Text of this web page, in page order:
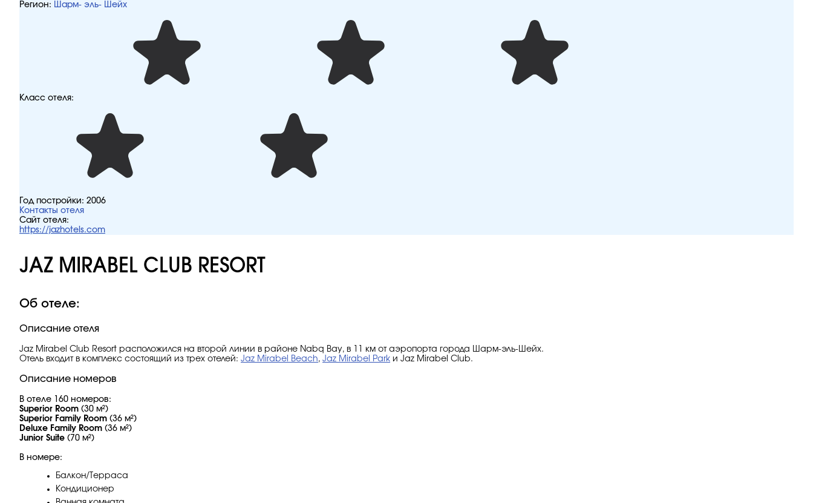
Регион: Шарм- эль- Шейх
Класс отеля:
Год постройки: 2006
Контакты отеля
Сайт отеля:
https://jazhotels.com
JAZ MIRABEL CLUB RESORT
Об отеле:
Описание отеля
Jaz Mirabel Club Resort расположился на второй линии в районе Nabq Bay, в 11 км от аэропорта города Шарм-эль-Шейх.
Отель входит в комплекс состоящий из трех отелей: Jaz Mirabel Beach, Jaz Mirabel Park и Jaz Mirabel Club.
Описание номеров
В отеле 160 номеров:
Superior Room (30 м²)
Superior Family Room (36 м²)
Deluxe Family Room (36 м²)
Junior Suite (70 м²)
В номере:
Балкон/Терраса
Кондиционер